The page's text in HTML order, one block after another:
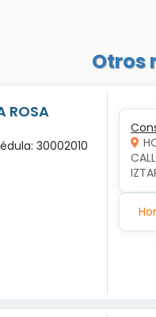
Otros
ROSA
30002010